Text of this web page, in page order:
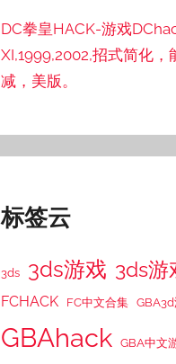
DC拳皇HACK-游戏
XI,1999,2002,招式简化，
减，美版。
标签云
3ds 3ds游戏 3ds游
FCHACK FC中文合集
GBAhack GBA中文